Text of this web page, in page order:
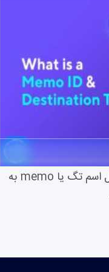
احتمالا هنگام خرید ارز های دیجیتال اسم تگ یا memo به